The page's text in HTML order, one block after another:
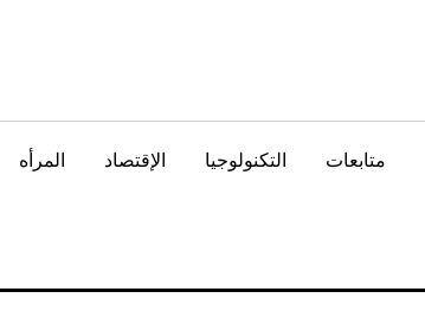
متابعات التكنولوجيا الإقتصاد المرأه